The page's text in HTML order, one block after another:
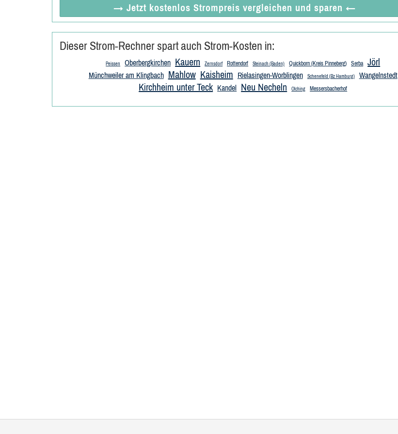
→ Jetzt kostenlos Strompreis vergleichen und sparen ←
Dieser Strom-Rechner spart auch Strom-Kosten in:
Peissen Oberbergkirchen Kauern Zernsdorf Rottendorf Steinach (Baden) Quickborn (Kreis Pinneberg) Serba Jörl
Münchweiler am Klingbach Mahlow Kaisheim Rielasingen-Worblingen Schenefeld (Bz Hamburg) Wangelnstedt
Kirchheim unter Teck Kandel Neu Necheln Olching Messersbacherhof